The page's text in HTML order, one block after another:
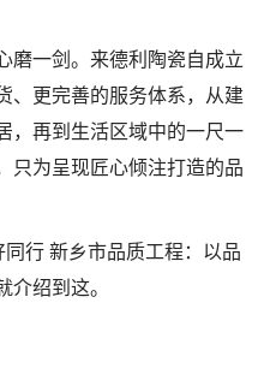
磨一剑。来德利陶瓷自成立
、更完善的服务体系，从建
，再到生活区域中的一尺一
只为呈现匠心倾注打造的品
同行 新乡市品质工程：以品
介绍到这。